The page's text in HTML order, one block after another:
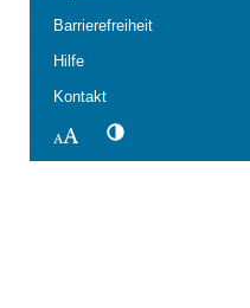
Barrierefreiheit
Hilfe
Kontakt
SchriftgrößeKontrastwechsel